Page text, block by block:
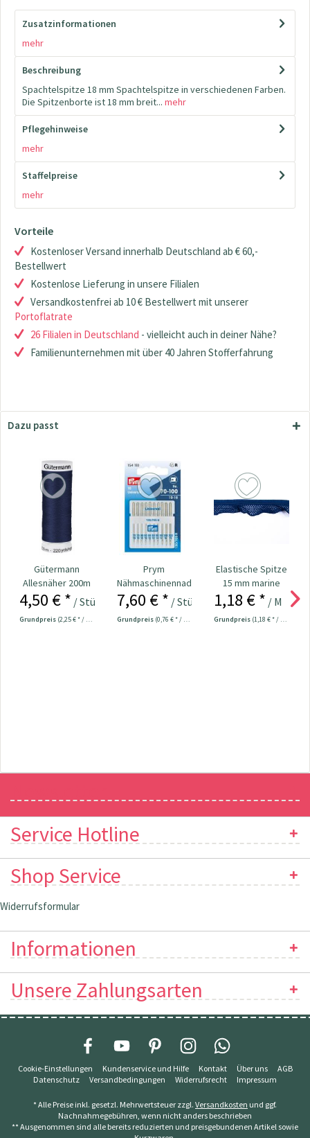
Zusatzinformationen
mehr
Beschreibung
Spachtelspitze 18 mm Spachtelspitze in verschiedenen Farben.
Die Spitzenborte ist 18 mm breit... mehr
Pflegehinweise
mehr
Staffelpreise
mehr
Vorteile
Kostenloser Versand innerhalb Deutschland ab € 60,-
Bestellwert
Kostenlose Lieferung in unsere Filialen
Versandkostenfrei ab 10 € Bestellwert mit unserer
Portoflatrate
26 Filialen in Deutschland - vielleicht auch in deiner Nähe?
Familienunternehmen mit über 40 Jahren Stofferfahrung
Dazu passt
Gütermann
Allesnäher 200m
Fb. 011 - marine
4,50 € * / Stück
Grundpreis (2,25 € * / 100 Meter)
Prym
Nähmaschinennadeln
130/705
Universal...
7,60 € * / Stück
Grundpreis (0,76 € * / 1 Stück)
Elastische Spitze
15 mm marine
1,18 € * / Meter
Grundpreis (1,18 € * / 1 Meter)
Service Hotline
Shop Service
Widerrufsformular
Informationen
Unsere Zahlungsarten
Cookie-Einstellungen Kundenservice und Hilfe Kontakt Über uns
AGB
Datenschutz
Versandbedingungen Widerrufsrecht Impressum
* Alle Preise inkl. gesetzl. Mehrwertsteuer zzgl. Versandkosten und ggf.
Nachnahmegebühren, wenn nicht anders beschrieben
** Ausgenommen sind alle bereits reduzierten und preisgebundenen Artikel sowie